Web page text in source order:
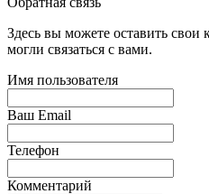
Здесь вы можете оставить
могли связаться с вами.
Имя пользователя
Ваш Email
Телефон
Комментарий